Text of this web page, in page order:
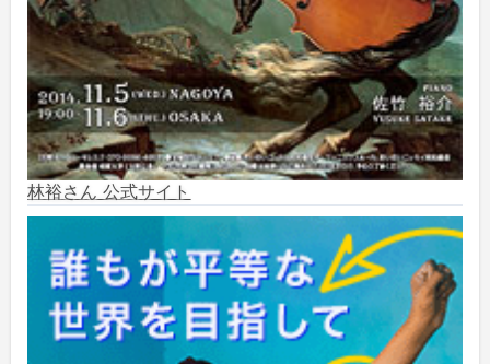
2024年9月 (6)
2024年8月 (10)
2024年7月 (1)
2024年6月 (6)
2024年5月 (4)
2024年2月 (1)
2023年8月 (1)
林裕さん 公式サイト